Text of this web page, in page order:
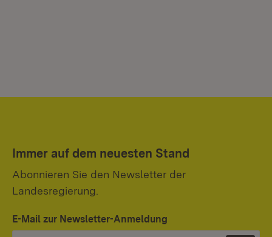
Immer auf dem neuesten Stand
Abonnieren Sie den Newsletter der
Landesregierung.
E-Mail zur Newsletter-Anmeldung